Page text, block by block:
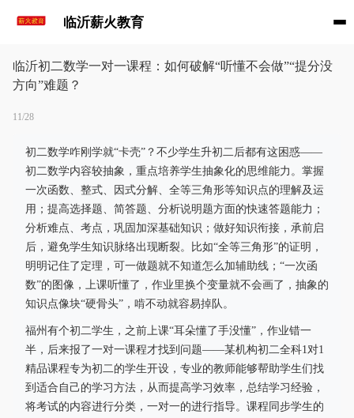
临沂薪火教育
临沂初二数学一对一课程：如何破解“听懂不会做”“提分没
方向”难题？
11/28
初二数学咋刚学就“卡壳”？不少学生升初二后都有这困惑——
初二数学内容较抽象，重点培养学生抽象化的思维能力。掌握
一次函数、整式、因式分解、全等三角形等知识点的理解及运
用；提高选择题、简答题、分析说明题方面的快速答题能力；
分析难点、考点，巩固加深基础知识；做好知识衔接，承前启
后，避免学生知识脉络出现断裂。比如“全等三角形”的证明，
明明记住了定理，可一做题就不知道怎么加辅助线；“一次函
数”的图像，上课听懂了，作业里换个变量就不会画了，抽象的
知识点像块“硬骨头”，啃不动就容易掉队。
福州有个初二学生，之前上课“耳朵懂了手没懂”，作业错一
半，后来报了一对一课程才找到问题——某机构初二全科1对1
精品课程专为初二的学生开设，专业的教师能够帮助学生们找
到适合自己的学习方法，从而提高学习效率，总结学习经验，
将考试的内容进行分类，一对一的进行指导。课程同步学生的